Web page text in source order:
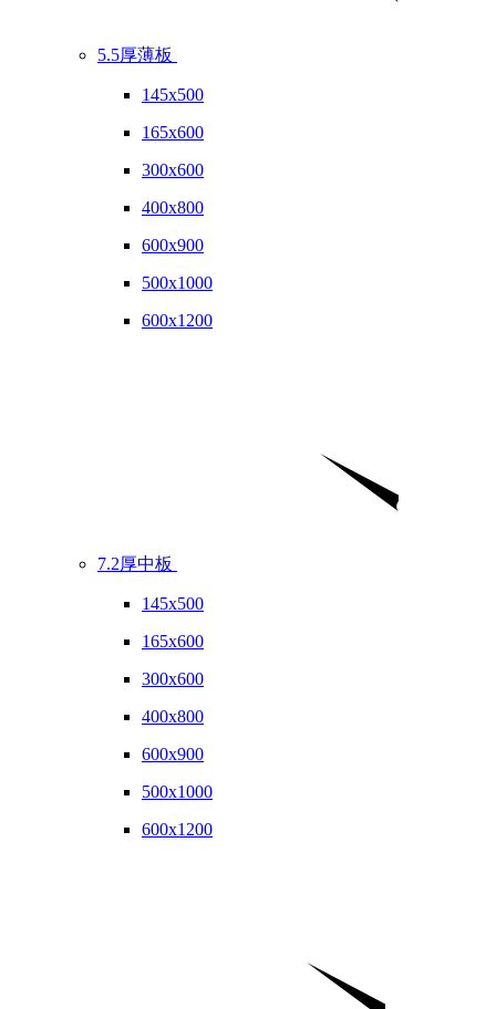
5.5厚薄板
145x500
165x600
300x600
400x800
600x900
500x1000
600x1200
7.2厚中板
145x500
165x600
300x600
400x800
600x900
500x1000
600x1200